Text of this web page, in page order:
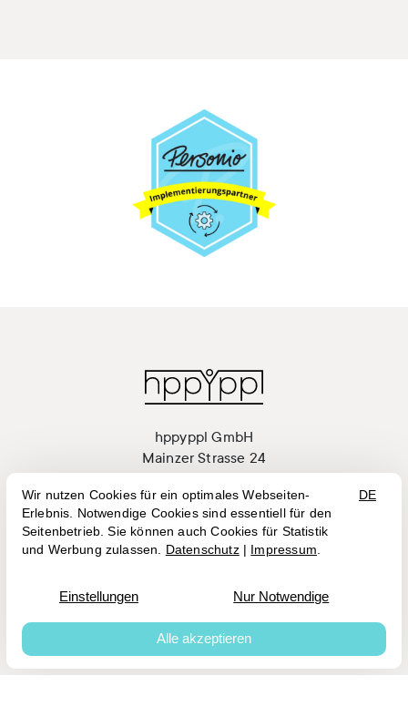
hppyppl GmbH
Mainzer Strasse 24
55411 Bingen am Rhein
+49 (0)6721 7033576
hi@hppyppl.de
Vertrag widerrufen Impressum Datenschutz AGB
 